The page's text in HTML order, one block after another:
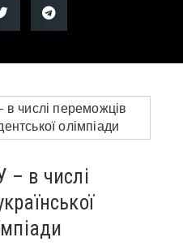
– в числі